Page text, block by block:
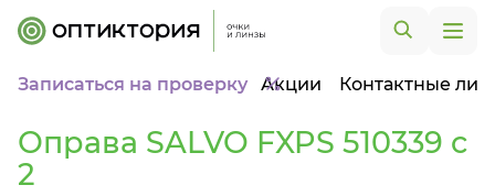
Записаться на проверку Акции Контактные
Оправа SALVO FXPS 510339 c
2